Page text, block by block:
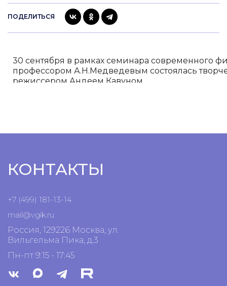
ПОДЕЛИТЬСЯ
30 сентября в рамках семинара современного
профессором А.Н.Медведевым состоялась
режиссером Андеем Кавуном.
обладатель главного приза Международного
кинофестивале в Выборге за фильм "Детям до
обладатель приза за "Лучший фильм" и "Приза
КОНТАКТЫ
+7 (499) 181-13-14
mail@vgik.ru
Россия, 129226 Москва, ул.
Вильгельма Пика, д.3
Пн-пт 9:15 - 17:45